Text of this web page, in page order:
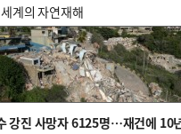
세계의 자연재해